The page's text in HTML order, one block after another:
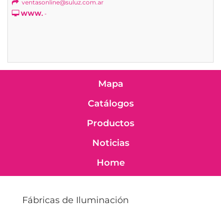
ventasonline@suluz.com.ar
WWW. -
Mapa
Catálogos
Productos
Noticias
Home
Fábricas de Iluminación